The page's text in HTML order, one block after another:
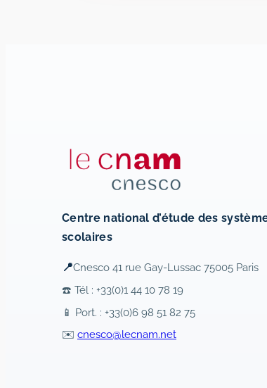
Centre national d’étude des
scolaires
📍Cnesco 41 rue Gay-Lussac 75005 Paris
☎️ Tél : +33(0)1 44 10 78 19
📱 Port. : +33(0)6 98 51 82 75
✉️ cnesco@lecnam.net